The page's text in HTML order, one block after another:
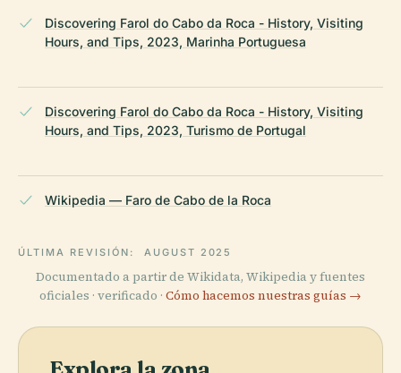
Discovering Farol do Cabo da Roca - History, Visiting
Hours, and Tips, 2023, Marinha Portuguesa
Discovering Farol do Cabo da Roca - History, Visiting
Hours, and Tips, 2023, Turismo de Portugal
Wikipedia — Faro de Cabo de la Roca
ÚLTIMA REVISIÓN: AUGUST 2025
Documentado a partir de Wikidata, Wikipedia y fuentes
oficiales · verificado · Cómo hacemos nuestras guías →